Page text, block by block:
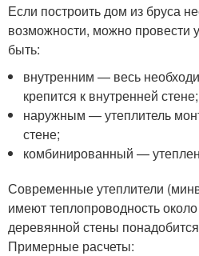
Если построить дом из бруса
возможности, можно провести
быть:
внутренним — весь
крепится к внутренней стене;
наружным — утеплитель
стене;
комбинированный —
Современные утеплители
имеют теплопроводность
деревянной стены
Примерные расчеты: